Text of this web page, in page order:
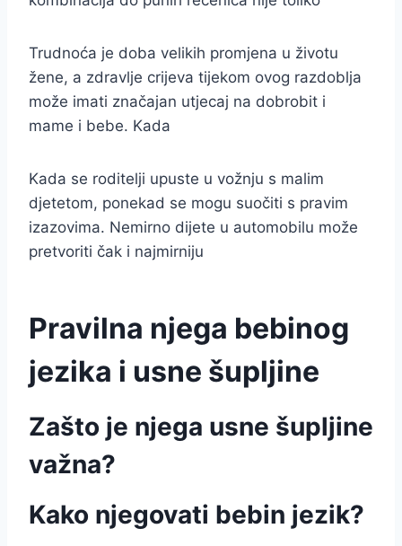
Trudnoća je doba velikih promjena u životu
žene, a zdravlje crijeva tijekom ovog razdoblja
može imati značajan utjecaj na dobrobit i
mame i bebe. Kada
Kada se roditelji upuste u vožnju s malim
djetetom, ponekad se mogu suočiti s pravim
izazovima. Nemirno dijete u automobilu može
pretvoriti čak i najmirniju
Pravilna njega bebinog
jezika i usne šupljine
Zašto je njega usne šupljine
važna?
Kako njegovati bebin jezik?